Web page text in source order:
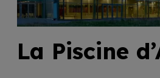
La Piscine